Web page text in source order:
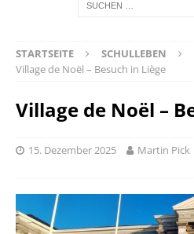
STARTSEITE SCHULLEBEN
Village de Noël – Besuch in Liège
Village de Noël –
15. Dezember 2025 Martin Pick